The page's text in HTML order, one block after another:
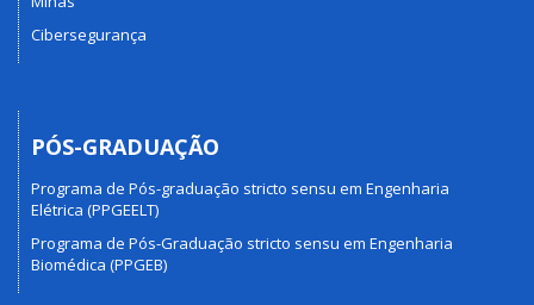
Cibersegurança
PÓS-GRADUAÇÃO
Programa de Pós-graduação stricto sensu em Engenharia
Elétrica (PPGEELT)
Programa de Pós-Graduação stricto sensu em Engenharia
Biomédica (PPGEB)